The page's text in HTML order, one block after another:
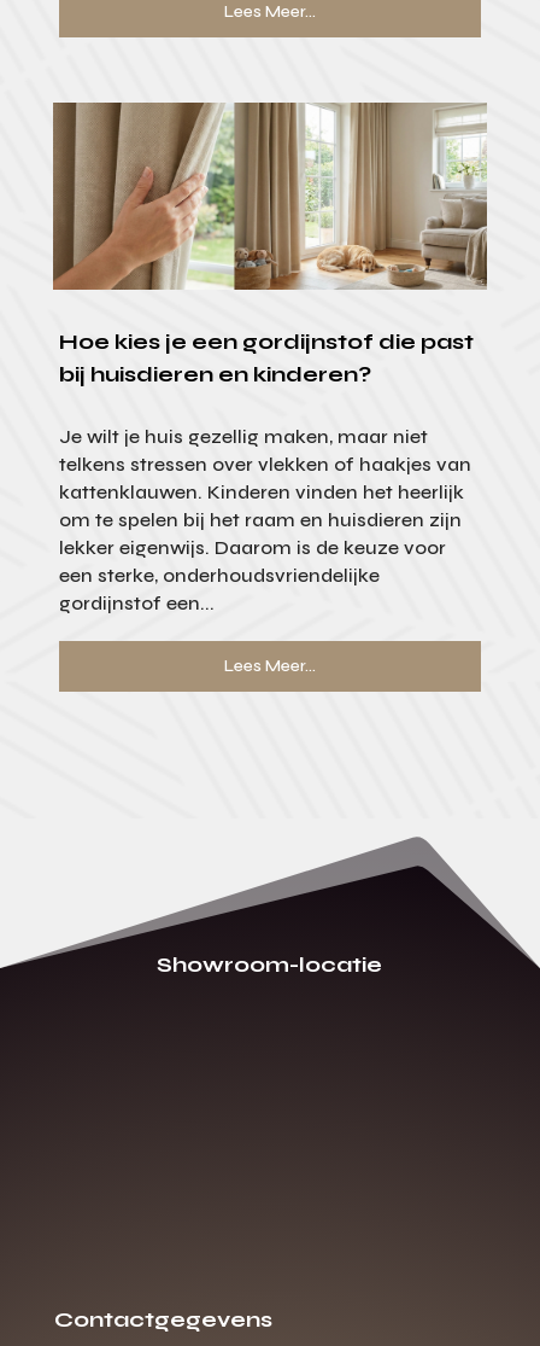
Lees Meer...
Hoe kies je een gordijnstof die past
bij huisdieren en kinderen?
Je wilt je huis gezellig maken, maar niet
telkens stressen over vlekken of haakjes van
kattenklauwen. Kinderen vinden het heerlijk
om te spelen bij het raam en huisdieren zijn
lekker eigenwijs. Daarom is de keuze voor
een sterke, onderhoudsvriendelijke
gordijnstof een...
Lees Meer...
Showroom-locatie
Contactgegevens